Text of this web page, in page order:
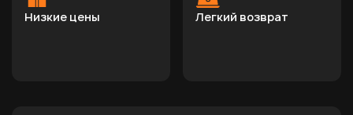
Низкие цены Легкий возврат